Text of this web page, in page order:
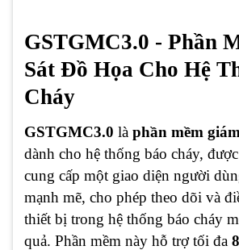
GSTGMC3.0 - Phần
Sát Đồ Họa Cho Hệ
Cháy
GSTGMC3.0 là phần mềm
dành cho hệ thống báo cháy,
cung cấp một giao diện người
mạnh mẽ, cho phép theo dõi và
thiết bị trong hệ thống báo cháy
quả. Phần mềm này hỗ trợ tối đa